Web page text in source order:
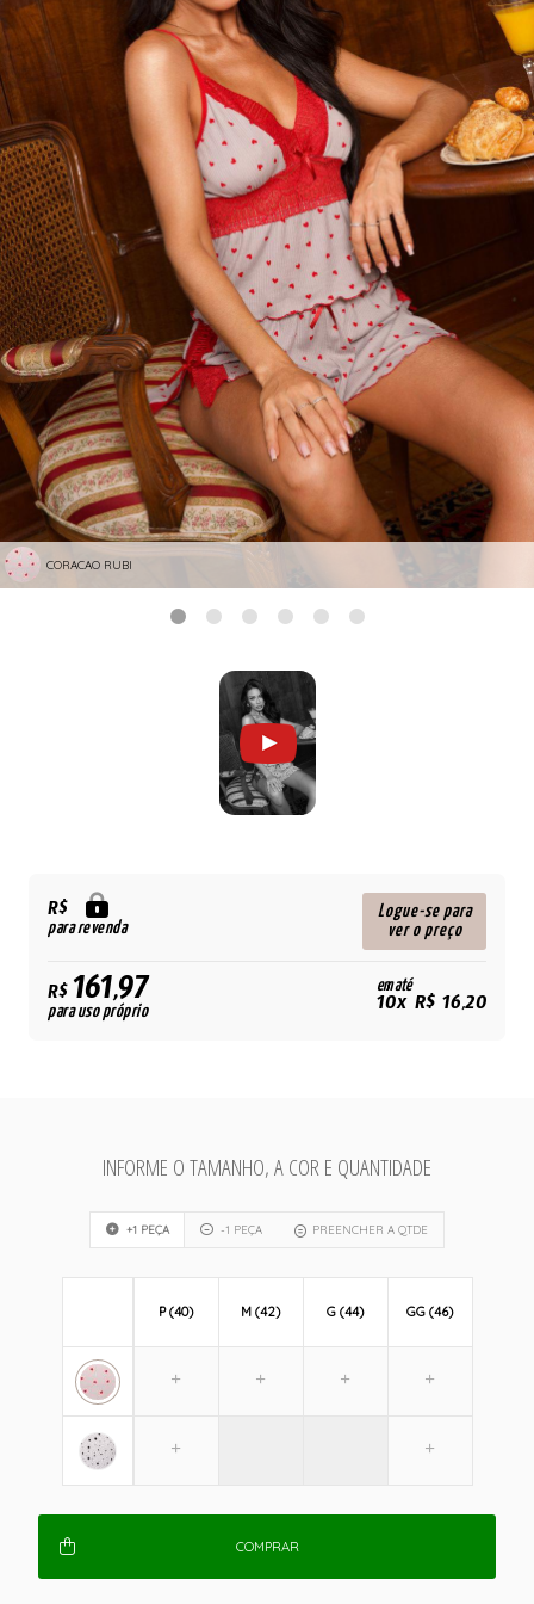
CORACAO RUBI
R$
para revenda
Logue-se para
ver o preço
R$161,97
para uso próprio
em até
10x R$ 16,20
INFORME O TAMANHO, A COR E QUANTIDADE
+1 PEÇA -1 PEÇA PREENCHER A QTDE
P (40) M (42) G (44) GG (46)
COMPRAR